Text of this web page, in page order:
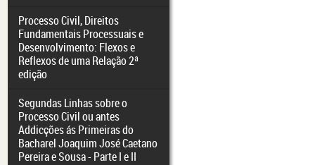
Processo Civil, Direitos
Fundamentais Processuais e
Desenvolvimento: Flexos e
Reflexos de uma Relação 2ª
edição
Segundas Linhas sobre o
Processo Civil ou antes
Addicções ás Primeiras do
Bacharel Joaquim José Caetano
Pereira e Sousa - Parte I e II